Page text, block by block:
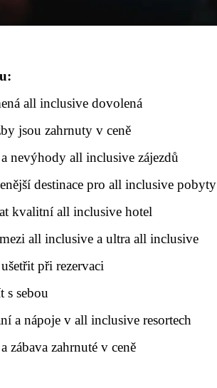
all inclusive dovolená
jsou zahrnuty v ceně
nevýhody all inclusive zájezdů
destinace pro all inclusive pobyty
kvalitní all inclusive hotel
all inclusive a ultra all inclusive
při rezervaci
s sebou
a nápoje v all inclusive resortech
zábava zahrnuté v ceně